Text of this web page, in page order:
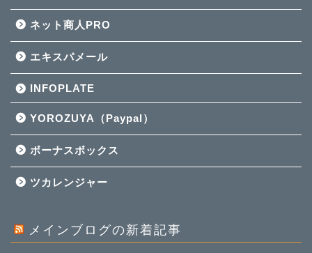
ネット商人PRO
エキスパメール
INFOPLATE
YOROZUYA（Paypal）
ボーナスボックス
ツカレンジャー
メインブログの新着記事